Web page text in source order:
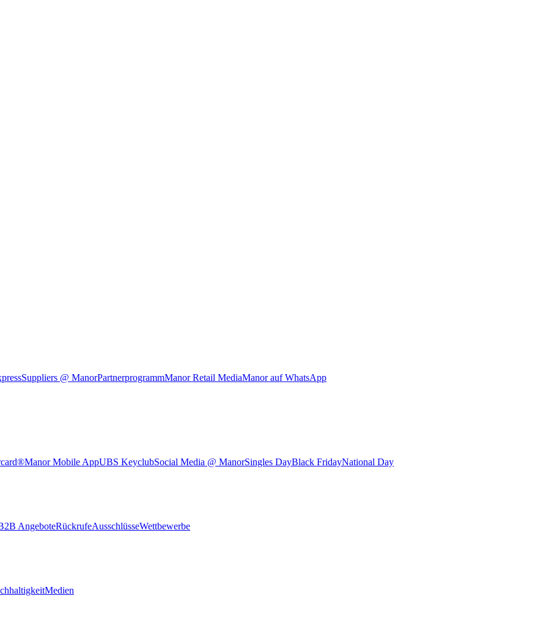
Suppliers @ ManorPartnerprogrammManor Retail MediaManor auf WhatsApp
Manor Mobile AppUBS KeyclubSocial Media @ ManorSingles DayBlack FridayNational Day
AngeboteRückrufeAusschlüsseWettbewerbe
Medien